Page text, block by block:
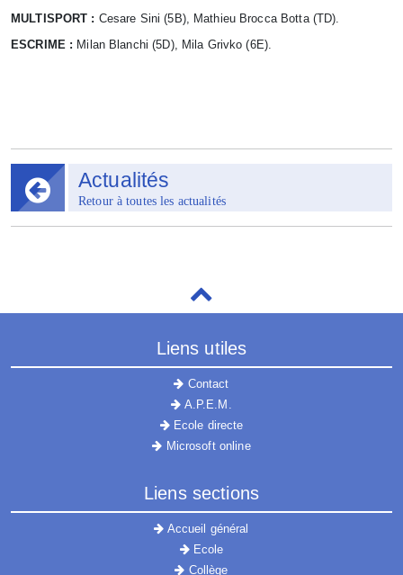
MULTISPORT : Cesare Sini (5B), Mathieu Brocca Botta (TD).
ESCRIME : Milan Blanchi (5D), Mila Grivko (6E).
Actualités
Retour à toutes les actualités
Liens utiles
Contact
A.P.E.M.
Ecole directe
Microsoft online
Liens sections
Accueil général
Ecole
Collège